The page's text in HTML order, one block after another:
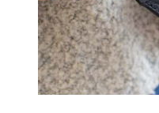
商
品
ペ
ー
ジ
か